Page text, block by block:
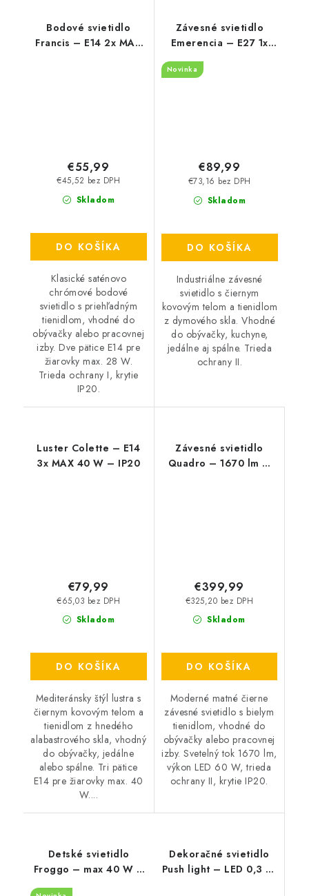
Bodové svietidlo
Francis – E14 2x MAX
Skladom
€45,52 bez DPH
€55,99
DO KOŠÍKA
Klasické saténovo
chrómové bodové
svietidlo s priehľadným
tienidlom, vhodné do
obývačky alebo pracovnej
izby. Dve pätice E14 pre
žiarovky max. 28 W.
Trieda ochrany I, krytie
IP20.
Závesné svietidlo
Emerencia – E27 1x
MAX 40 W – IP20
Novinka
Skladom
€73,16 bez DPH
€89,99
DO KOŠÍKA
Industriálne závesné
svietidlo s čiernym
kovovým telom a tienidlom
z dymového skla. Vhodné
do obývačky, kuchyne,
jedálne aj spálne. Trieda
ochrany II.
Luster Colette – E14
3x MAX 40 W – IP20
Skladom
€65,03 bez DPH
€79,99
DO KOŠÍKA
Mediteránsky štýl lustra s
čiernym kovovým telom a
tienidlom z hnedého
alabastrového skla, vhodný
do obývačky, jedálne
alebo spálne. Tri pätice
E14 pre žiarovky max. 40
W....
Závesné svietidlo
Quadro – 1670 lm –
Skladom
€325,20 bez DPH
€399,99
DO KOŠÍKA
Moderné matné čierne
závesné svietidlo s bielym
tienidlom, vhodné do
obývačky alebo pracovnej
izby. Svetelný tok 1670 lm,
výkon LED 60 W, trieda
ochrany II, krytie IP20.
Detské svietidlo
Froggo – max 40 W –
Dekoračné svietidlo
Push light – LED 0,3 W